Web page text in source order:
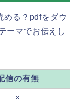
める？pdfをダウ
ーマでお伝えし
信の有無
×